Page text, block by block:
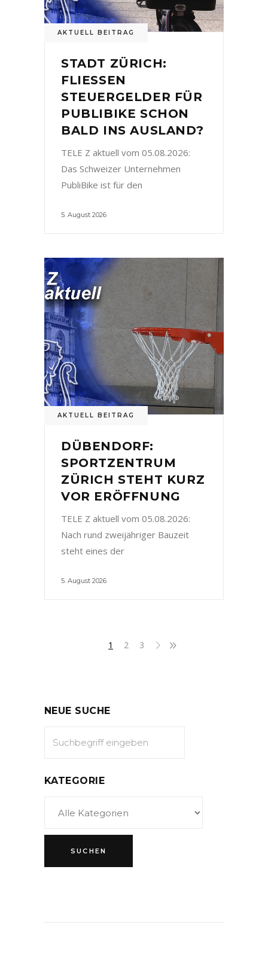
AKTUELL BEITRAG
STADT ZÜRICH:
FLIESSEN
STEUERGELDER FÜR
PUBLIBIKE SCHON
BALD INS AUSLAND?
TELE Z aktuell vom 05.08.2026:
Das Schweizer Unternehmen
PubliBike ist für den
5. August 2026
AKTUELL BEITRAG
DÜBENDORF:
SPORTZENTRUM
ZÜRICH STEHT KURZ
VOR ERÖFFNUNG
TELE Z aktuell vom 05.08.2026:
Nach rund zweijähriger Bauzeit
steht eines der
5. August 2026
1 2 3
NEUE SUCHE
KATEGORIE